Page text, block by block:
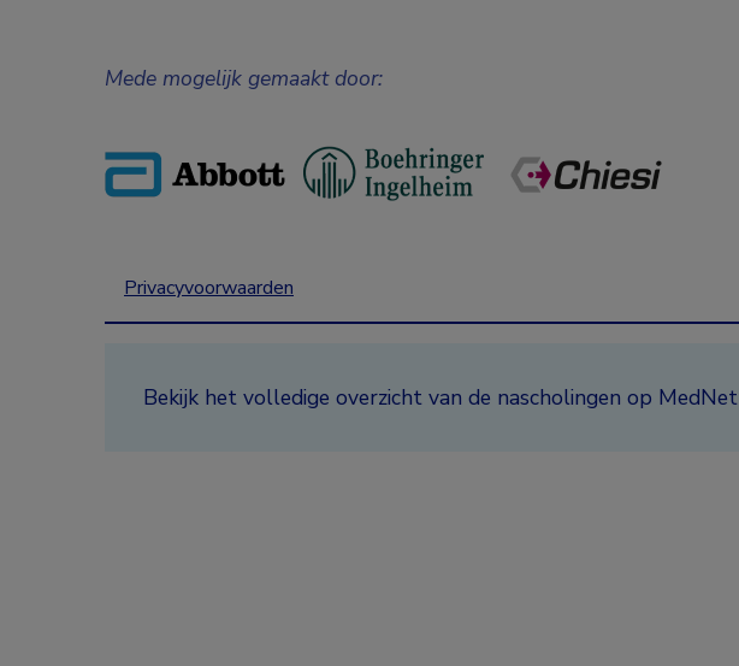
Mede mogelijk gemaakt door:
Privacyvoorwaarden
Bekijk het volledige overzicht van de nascholingen op MedNet